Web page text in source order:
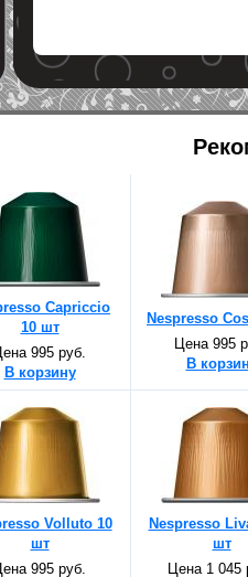
Capriccio
10 шт
995 руб.
В корзину
Nespresso
Цена 995
В
Volluto 10
шт
995 руб.
Nespresso
шт
Цена 1 045